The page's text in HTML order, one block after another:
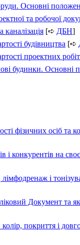
Основні
та робочої
[➪ ДБН]
будівництва [➪
проектних робіт
будинки. Основні
фізичних осіб та
і конкурентів на
і
Документ та
покриття і